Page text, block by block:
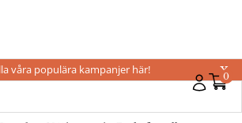
0
våra populära kampanjer här! X